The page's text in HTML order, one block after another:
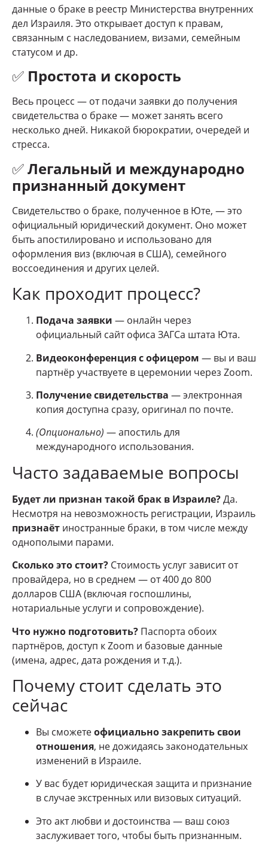
данные о браке в реестр Министерства внутренних
дел Израиля. Это открывает доступ к правам,
связанным с наследованием, визами, семейным
статусом и др.
✅ Простота и скорость
Весь процесс — от подачи заявки до получения
свидетельства о браке — может занять всего
несколько дней. Никакой бюрократии, очередей и
стресса.
✅Легальный и международно
признанный документ
Свидетельство о браке, полученное в Юте, — это
официальный юридический документ. Оно может
быть апостилировано и использовано для
оформления виз (включая в США), семейного
воссоединения и других целей.
Как проходит процесс?
Подача заявки — онлайн через
официальный сайт офиса ЗАГСа штата Юта.
Видеоконференция с офицером — вы и ваш
партнёр участвуете в церемонии через Zoom.
Получение свидетельства — электронная
копия доступна сразу, оригинал по почте.
(Опционально) — апостиль для
международного использования.
Часто задаваемые вопросы
Будет ли признан такой брак в Израиле?Да.
Несмотря на невозможность регистрации, Израиль
признаёт иностранные браки, в том числе между
однополыми парами.
Сколько это стоит? Стоимость услуг зависит от
провайдера, но в среднем — от 400 до 800
долларов США (включая госпошлины,
нотариальные услуги и сопровождение).
Что нужно подготовить? Паспорта обоих
партнёров, доступ к Zoom и базовые данные
(имена, адрес, дата рождения и т.д.).
Почему стоит сделать это
сейчас
Вы сможетеофициально закрепить свои
отношения, не дожидаясь законодательных
изменений в Израиле.
У вас будет юридическая защита и признание
в случае экстренных или визовых ситуаций.
Это акт любви и достоинства — ваш союз
заслуживает того, чтобы быть признанным.